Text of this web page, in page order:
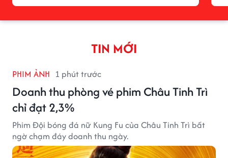
TIN MỚI
PHIM ẢNH 1 phút trước
Doanh thu phòng vé phim Châu Tinh Trì
chỉ đạt 2,3%
Phim Đội bóng đá nữ Kung Fu của Châu Tinh Trì bất
ngờ chạm đáy doanh thu ngày.